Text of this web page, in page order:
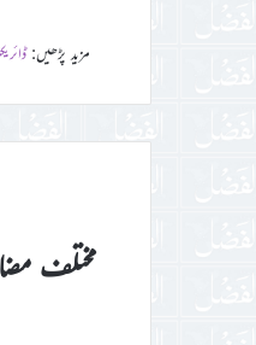
مزید پڑھیں:
مختلف